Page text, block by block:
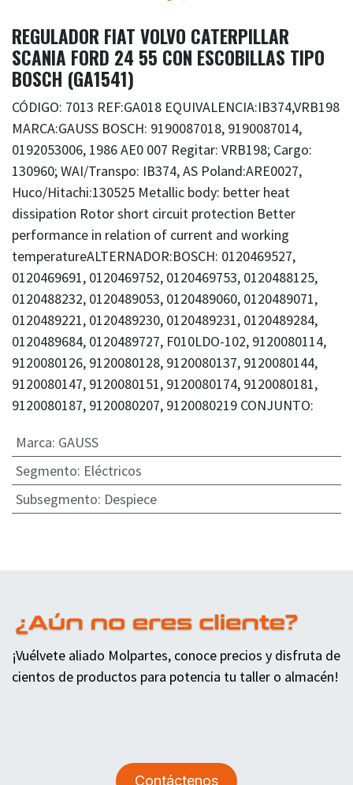
REGULADOR FIAT VOLVO CATERPILLAR
SCANIA FORD 24 55 CON ESCOBILLAS TIPO
BOSCH (GA1541)
CÓDIGO: 7013 REF:GA018 EQUIVALENCIA:IB374,VRB198
MARCA:GAUSS BOSCH: 9190087018, 9190087014,
0192053006, 1986 AE0 007 Regitar: VRB198; Cargo:
130960; WAI/Transpo: IB374, AS Poland:ARE0027,
Huco/Hitachi:130525 Metallic body: better heat
dissipation Rotor short circuit protection Better
performance in relation of current and working
temperatureALTERNADOR:BOSCH: 0120469527,
0120469691, 0120469752, 0120469753, 0120488125,
0120488232, 0120489053, 0120489060, 0120489071,
0120489221, 0120489230, 0120489231, 0120489284,
0120489684, 0120489727, F010LDO-102, 9120080114,
9120080126, 9120080128, 9120080137, 9120080144,
9120080147, 9120080151, 9120080174, 9120080181,
9120080187, 9120080207, 9120080219 CONJUNTO:
Marca: GAUSS
Segmento: Eléctricos
Subsegmento: Despiece
¡Vuélvete aliado Molpartes, conoce precios y disfruta de
cientos de productos para potencia tu taller o almacén!
Contáctenos